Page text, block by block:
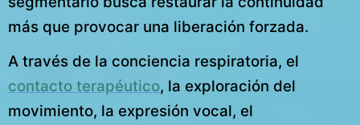
más que provocar una liberación forzada.
A través de la conciencia respiratoria, el
contacto terapéutico, la exploración del
movimiento, la expresión vocal, el